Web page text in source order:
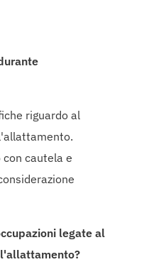
riguardo al
cautela e
legate al